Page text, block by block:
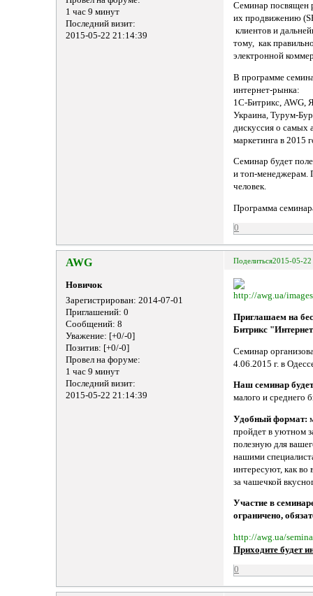
1 час 9 минут
Последний визит:
2015-05-22 21:14:39
Семинар посвящен
их продвижению
клиентов и
тому, как
электронной
В программе
интернет-рынка:
1С-Битрикс, AWG,
Украина, Турум-
дискуссия о самых
маркетинга в 2015
Семинар будет
и топ-менеджерам.
человек.
Программа
0
Поделиться2015-05-
AWG
Новичок
Зарегистрирован: 2014-07-01
Приглашений: 0
Сообщений: 8
Уважение: [+0/-0]
Позитив: [+0/-0]
Провел на форуме:
1 час 9 минут
Последний визит:
2015-05-22 21:14:39
Приглашаем на
Битрикс
Семинар
4.06.2015 г. в
Наш семинар
малого и среднего
Удобный формат:
пройдет в уютном
полезную для
нашими
интересуют, как во
за чашечкой
Участие в
ограничено,
http://awg.ua/
Приходите будет
0